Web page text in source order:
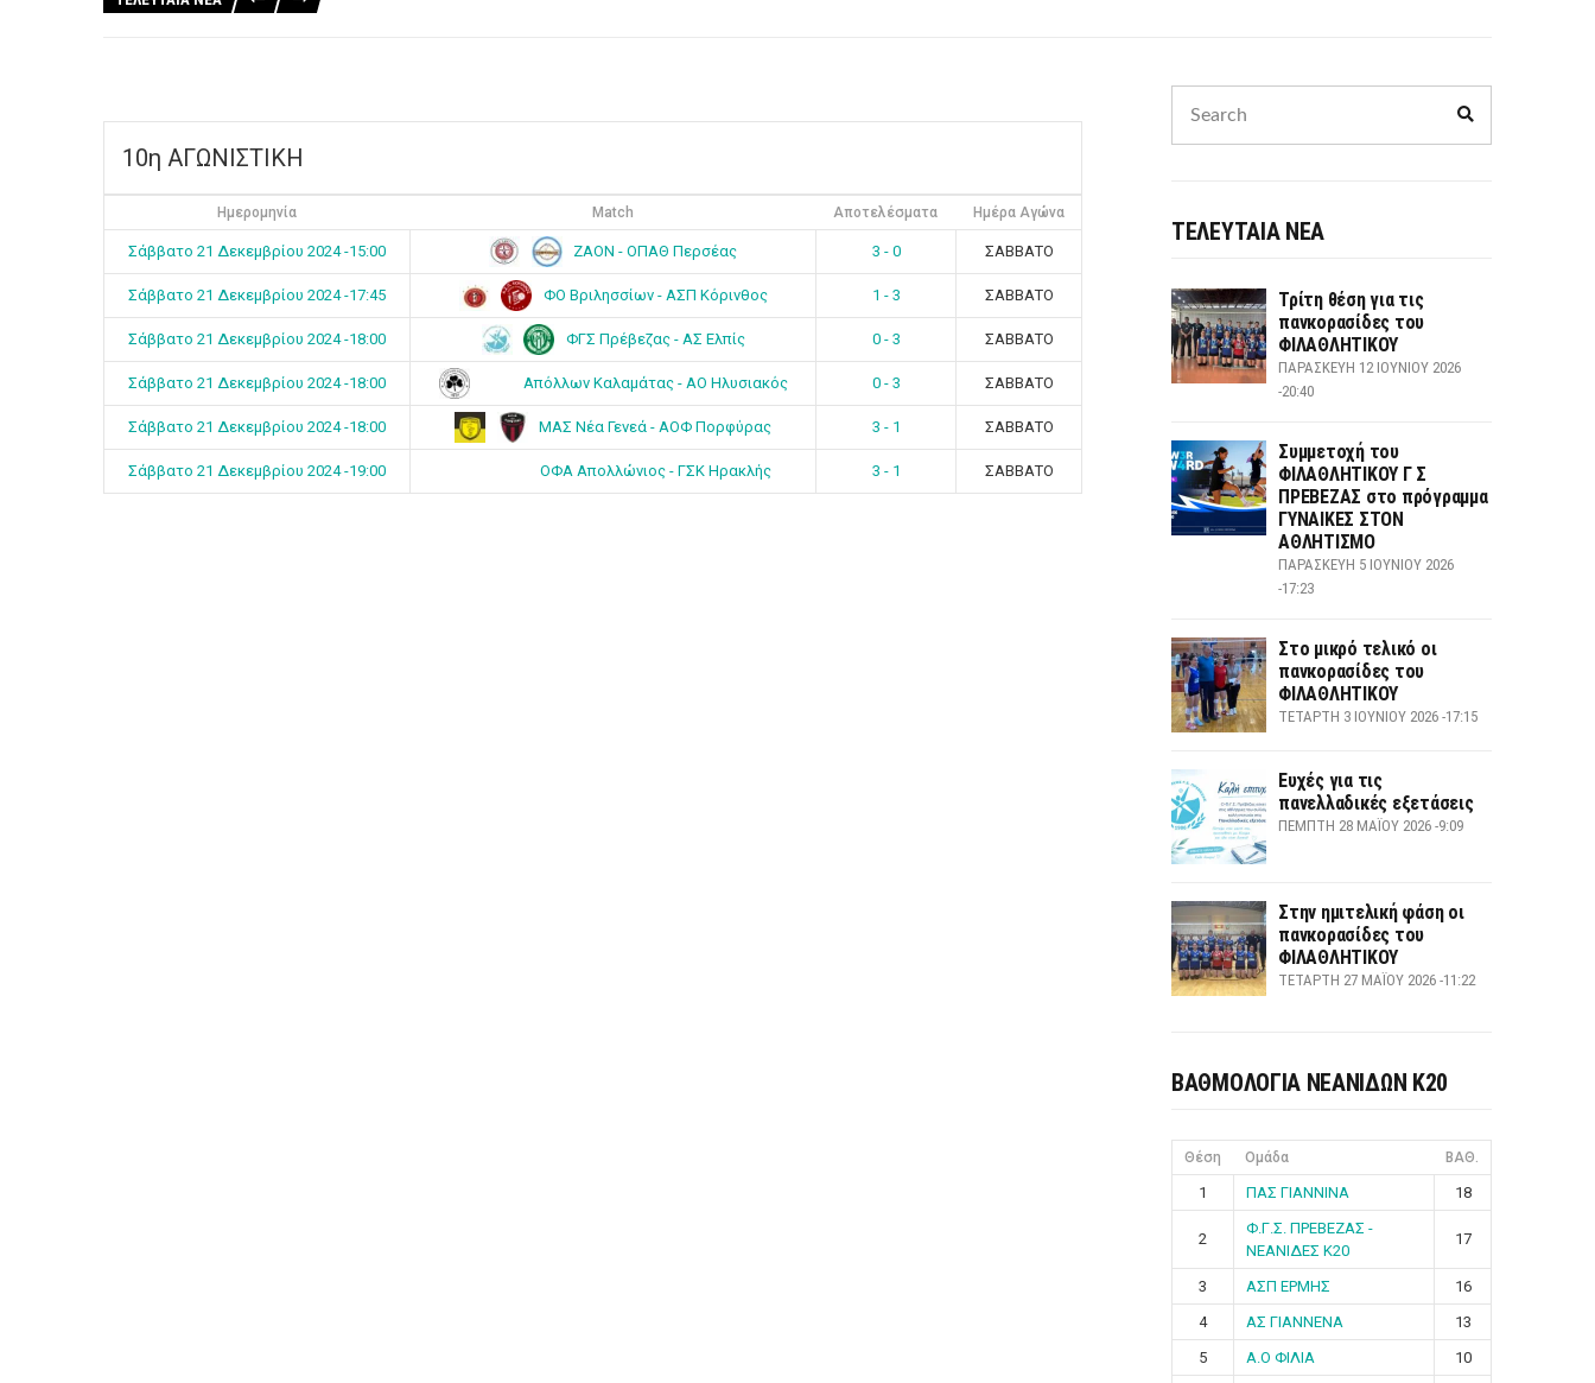
10η ΑΓΩΝΙΣΤΙΚΗ
Ημερομηνία Match Αποτελέσματα Ημέρα Αγώνα
Σάββατο 21 Δεκεμβρίου 2024 -15:00 ΖΑΟΝ - ΟΠΑΘ Περσέας 3 - 0 ΣΑΒΒΑΤΟ
Σάββατο 21 Δεκεμβρίου 2024 -17:45 ΦΟ Βριλησσίων - ΑΣΠ Κόρινθος 1 - 3 ΣΑΒΒΑΤΟ
Σάββατο 21 Δεκεμβρίου 2024 -18:00 ΦΓΣ Πρέβεζας - ΑΣ Ελπίς 0 - 3 ΣΑΒΒΑΤΟ
Σάββατο 21 Δεκεμβρίου 2024 -18:00 Απόλλων Καλαμάτας - ΑΟ Ηλυσιακός 0 - 3 ΣΑΒΒΑΤΟ
Σάββατο 21 Δεκεμβρίου 2024 -18:00 ΜΑΣ Νέα Γενεά - ΑΟΦ Πορφύρας 3 - 1 ΣΑΒΒΑΤΟ
Σάββατο 21 Δεκεμβρίου 2024 -19:00 ΟΦΑ Απολλώνιος - ΓΣΚ Ηρακλής 3 - 1 ΣΑΒΒΑΤΟ
for:
ΤΕΛΕΥΤΑΙΑ ΝΕΑ
Τρίτη θέση για τις
πανκορασίδες του
ΦΙΛΑΘΛΗΤΙΚΟΥ
ΠΑΡΑΣΚΕΥΉ 12 ΙΟΥΝΊΟΥ 2026
-20:40
Συμμετοχή του
ΦΙΛΑΘΛΗΤΙΚΟΥ Γ Σ
ΠΡΕΒΕΖΑΣ στο πρόγραμμα
ΓΥΝΑΙΚΕΣ ΣΤΟΝ
ΑΘΛΗΤΙΣΜΟ
ΠΑΡΑΣΚΕΥΉ 5 ΙΟΥΝΊΟΥ 2026
-17:23
Στο μικρό τελικό οι
πανκορασίδες του
ΦΙΛΑΘΛΗΤΙΚΟΥ
ΤΕΤΆΡΤΗ 3 ΙΟΥΝΊΟΥ 2026 -17:15
Ευχές για τις
πανελλαδικές εξετάσεις
ΠΈΜΠΤΗ 28 ΜΑΪ́ΟΥ 2026 -9:09
Στην ημιτελική φάση οι
πανκορασίδες του
ΦΙΛΑΘΛΗΤΙΚΟΥ
ΤΕΤΆΡΤΗ 27 ΜΑΪ́ΟΥ 2026 -11:22
ΒΑΘΜΟΛΟΓΙΑ ΝΕΑΝΙΔΩΝ Κ20
Θέση Ομάδα ΒΑΘ.
1 ΠΑΣ ΓΙΑΝΝΙΝΑ 18
2
Φ.Γ.Σ. ΠΡΕΒΕΖΑΣ -
ΝΕΑΝΙΔΕΣ Κ20
17
3 ΑΣΠ ΕΡΜΗΣ
16
4
ΑΣ ΓΙΑΝΝΕΝΑ
13
5
Α.Ο ΦΙΛΙΑ
10